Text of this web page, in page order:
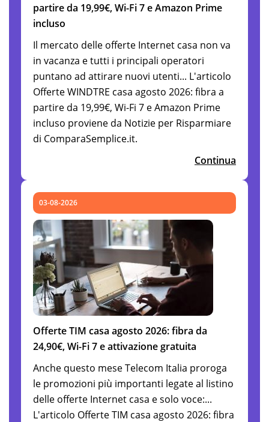
partire da 19,99€, Wi-Fi 7 e Amazon Prime
incluso
Il mercato delle offerte Internet casa non va
in vacanza e tutti i principali operatori
puntano ad attirare nuovi utenti... L'articolo
Offerte WINDTRE casa agosto 2026: fibra a
partire da 19,99€, Wi-Fi 7 e Amazon Prime
incluso proviene da Notizie per Risparmiare
di ComparaSemplice.it.
Continua
03-08-2026
Offerte TIM casa agosto 2026: fibra da
24,90€, Wi-Fi 7 e attivazione gratuita
Anche questo mese Telecom Italia proroga
le promozioni più importanti legate al listino
delle offerte Internet casa e solo voce:...
L'articolo Offerte TIM casa agosto 2026: fibra